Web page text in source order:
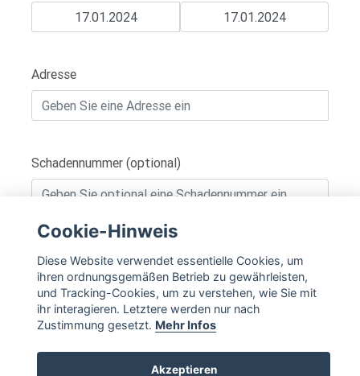
Adresse
Schadennummer (optional)
IN DEN WARENKORB
Cookie-Hinweis
Diese Website verwendet essentielle Cookies, um
ihren ordnungsgemäßen Betrieb zu gewährleisten,
und Tracking-Cookies, um zu verstehen, wie Sie mit
ihr interagieren. Letztere werden nur nach
Zustimmung gesetzt. Mehr Infos
Akzeptieren